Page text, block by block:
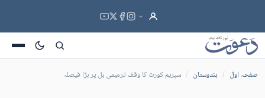
صفحہ اول / ہندوستان / سپریم کورٹ کا وقف ترمیمی بل پر بڑا فیصلہ